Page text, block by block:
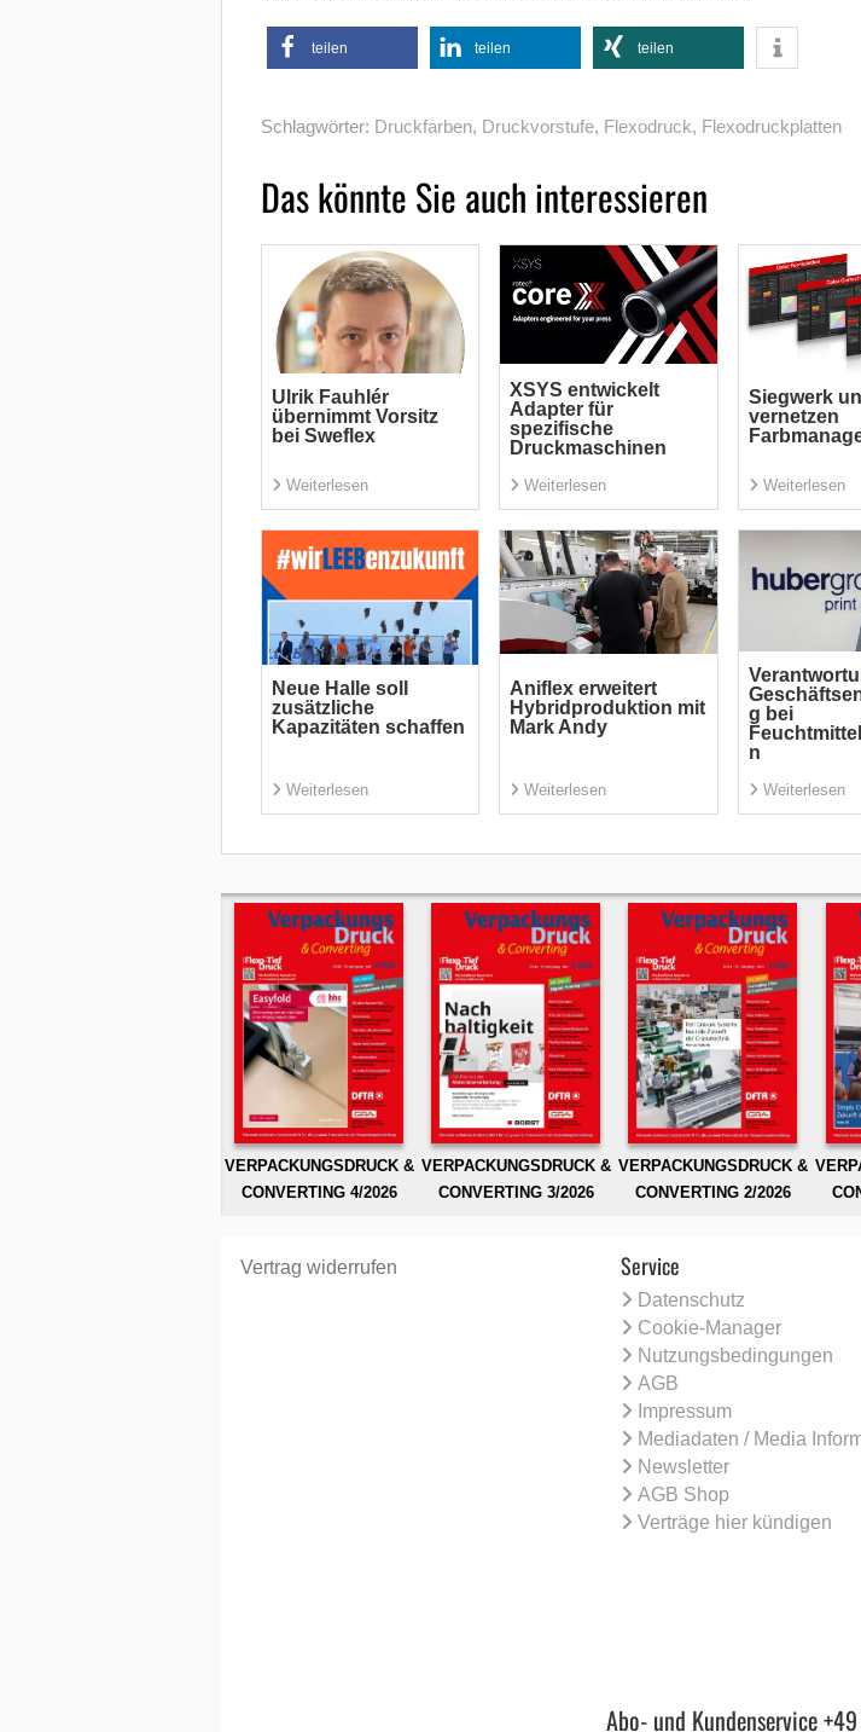
teilen teilen teilen
Schlagwörter: Druckfarben, Druckvorstufe, Flexodruck, Flexodruckplatten
Das könnte Sie auch interessieren
Ulrik Fauhlér
übernimmt Vorsitz
bei Sweflex
Weiterlesen
XSYS entwickelt
Adapter für
spezifische
Druckmaschinen
Weiterlesen
Siegwerk
vernetzen
Weiterlesen
Neue Halle soll
zusätzliche
Kapazitäten schaffen
Weiterlesen
Aniflex erweitert
Hybridproduktion mit
Mark Andy
Weiterlesen
g bei
n
Weiterlesen
VERPACKUNGSDRUCK &
CONVERTING 4/2026
VERPACKUNGSDRUCK &
CONVERTING 3/2026
VERPACKUNGSDRUCK &
CONVERTING 2/2026
Vertrag widerrufen Service
Datenschutz
Cookie-Manager
Nutzungsbedingungen
AGB
Impressum
Mediadaten / Media
Newsletter
AGB Shop
Verträge hier kündigen
Abo- und Kundenservice